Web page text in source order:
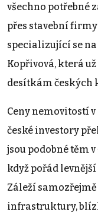
všechno potřebné
přes stavební
specializující se
Kopřivová, která
desítkám českých
Ceny nemovitostí
české investory
jsou podobné těm
když pořád
Záleží
infrastruktury,